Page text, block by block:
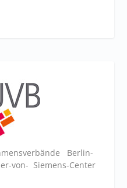
Berlin-
von- Siemens-Center